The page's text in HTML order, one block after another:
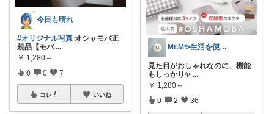
今日も晴れ
#オリジナル写真 オシャモバ正
規品【モバ ...
￥ 1,280～
0 0 7
コレ いいね
Mr.M✨生活を便利に✨人生は一度きり✨
見た目がおしゃれなのに、機能
もしっかり✨ ...
￥ 1,280～
0 2 36